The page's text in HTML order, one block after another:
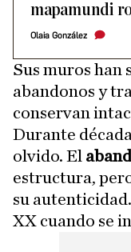
mapamundi
Olaia González
Sus muros han
abandonos y
conservan
Durante
olvido. El
estructura,
su
XX cuando se